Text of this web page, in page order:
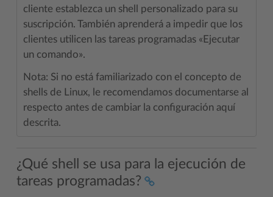
cliente establezca un shell personalizado para su
suscripción. También aprenderá a impedir que los
clientes utilicen las tareas programadas «Ejecutar
un comando».
Nota: Si no está familiarizado con el concepto de
shells de Linux, le recomendamos documentarse al
respecto antes de cambiar la configuración aquí
descrita.
¿Qué shell se usa para la ejecución de
tareas programadas?